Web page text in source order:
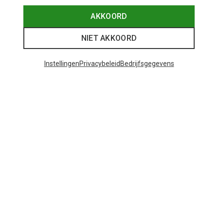
AKKOORD
NIET AKKOORD
InstellingenPrivacybeleid Bedrijfsgegevens